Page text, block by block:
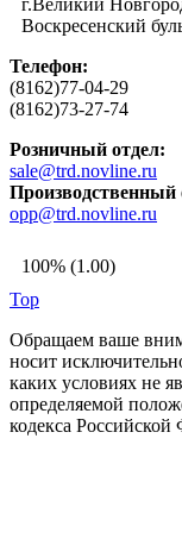
Воскресенский
Телефон:
(8162)77-04-29
(8162)73-27-74
Розничный отдел:
sale@trd.novline.ru
Производственный
opp@trd.novline.ru
100% (1.00)
Top
Обращаем ваше
носит
каких условиях не
определяемой
кодекса Российской